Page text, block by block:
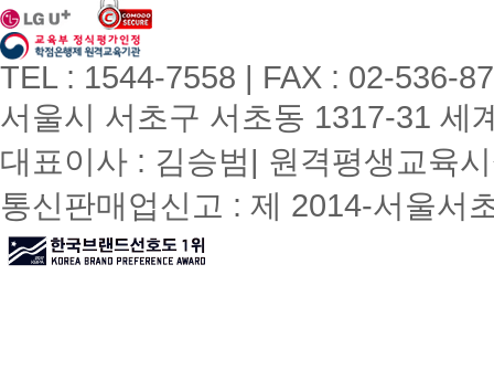
TEL : 1544-7558 | FAX : 02-536-
서울시 서초구 서초동 1317-31 세
대표이사 : 김승범| 원격평생교육
통신판매업신고 : 제 2014-서울서